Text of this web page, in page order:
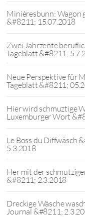
Minièresbunn: Wagon
&#8211; 15.07.2018
Zwei Jahrzente
Tageblatt &#8211;
Neue Perspektive für
Tageblatt &#8211;
Hier wird schmuztige
Luxemburger Wort
Le Boss du Diffwäsch
5.3.2018
Her mit der
&#8211; 2.3.2018
Dreckige Wäsche
Journal &#8211;